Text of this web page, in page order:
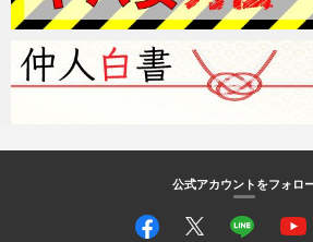
公式アカウントをフォロ